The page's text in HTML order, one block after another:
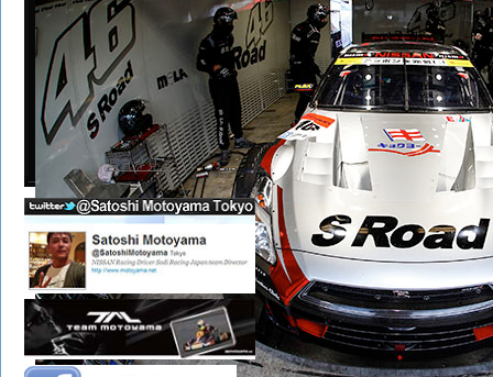
写真を見る